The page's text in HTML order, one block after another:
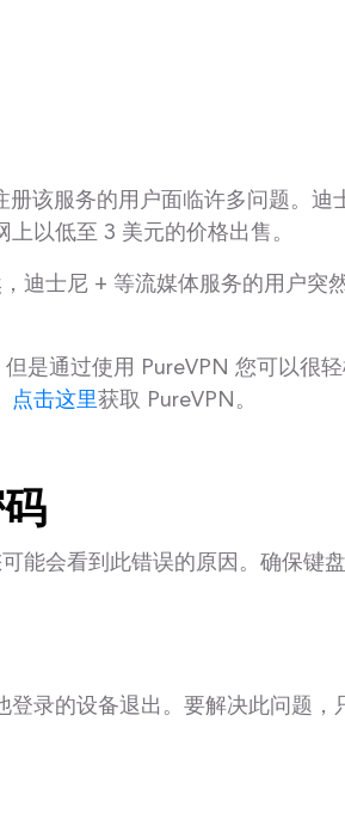
该服务的用户面临许多问题。
以低至 3 美元的价格出售。
迪士尼 + 等流媒体服务的用户突
是通过使用 PureVPN 您可以很
点击这里获取 PureVPN。
能会看到此错误的原因。确保键
录的设备退出。要解决此问题